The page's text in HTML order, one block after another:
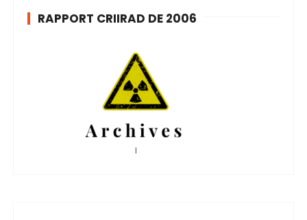
RAPPORT CRIIRAD DE 2006